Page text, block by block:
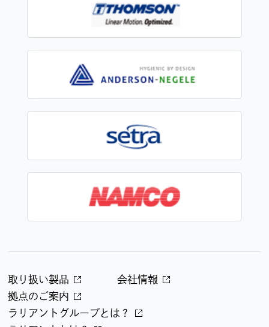
取り扱い製品
会社情報
拠点のご案内
ラリアントグループとは？